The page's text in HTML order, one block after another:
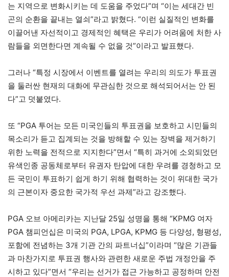
는 지역으로 변화시키는 데 도움을 주었다”며 “이는 세대간 빈
곤의 순환을 끝내는 열쇠”라고 밝혔다. “이런 실질적인 변화를
이끌어낸 자선적이고 경제적인 혜택은 우리가 어려움에 처한 사
람들을 외면한다면 계속될 수 없을 것”이라고 발표했다.
그러나 “특정 시장에서 이벤트를 열려는 우리의 의도가 투표권
을 둘러싼 현재의 대화에 무관심한 것으로 해석되어서는 안 된
다”고 덧붙였다.
또 “PGA 투어는 모든 미국인들의 투표권을 보호하고 시민들의
목소리가 듣고 집계되는 것을 방해할 수 있는 장벽을 제거하기
위한 노력을 전적으로 지지한다”면서 “특히 과거에 소외되었던
유색인종 공동체로부터 유권자 탄압에 대한 우려를 경청하고 모
든 국민이 투표하기 쉽게 하기 위해 협력하는 것이 위대한 국가
의 근본이자 중요한 국가적 우선 과제”라고 강조했다.
PGA 오브 아메리카는 지난달 25일 성명을 통해 “KPMG 여자
PGA 챔피언십은 미국의 PGA, LPGA, KPMG 등 다양성, 형평성,
포함에 전념하는 3개 기관 간의 파트너십”이라며 “많은 기관들
과 마찬가지로 투표권 행사와 관련한 새로운 주법 개정안을 주
시하고 있다”면서 “우리는 선거가 접근 가능하고 공정하며 안전